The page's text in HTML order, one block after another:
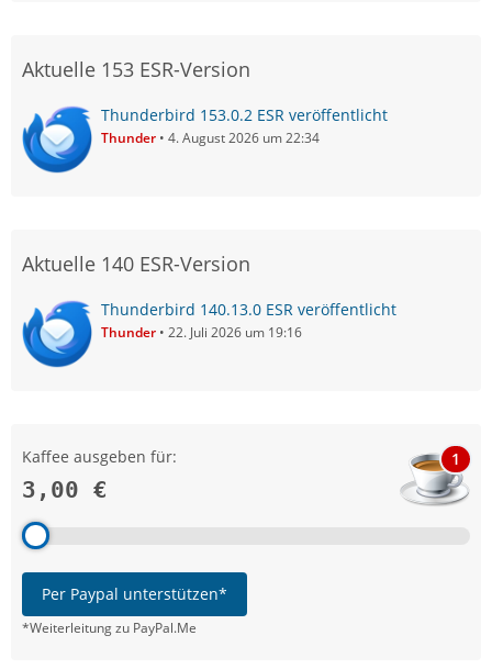
Aktuelle 153 ESR-Version
Thunderbird 153.0.2 ESR veröffentlicht
Thunder 4. August 2026 um 22:34
Aktuelle 140 ESR-Version
Thunderbird 140.13.0 ESR veröffentlicht
Thunder 22. Juli 2026 um 19:16
Kaffee ausgeben für:
3,00 €
1
Per Paypal unterstützen*
*Weiterleitung zu PayPal.Me